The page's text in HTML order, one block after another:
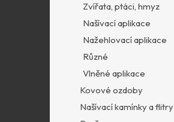
Zvířata, ptáci, hmyz
Našívací aplikace
Nažehlovací aplikace
Různé
Vlněné aplikace
Kovové ozdoby
Našívací kamínky a flitry